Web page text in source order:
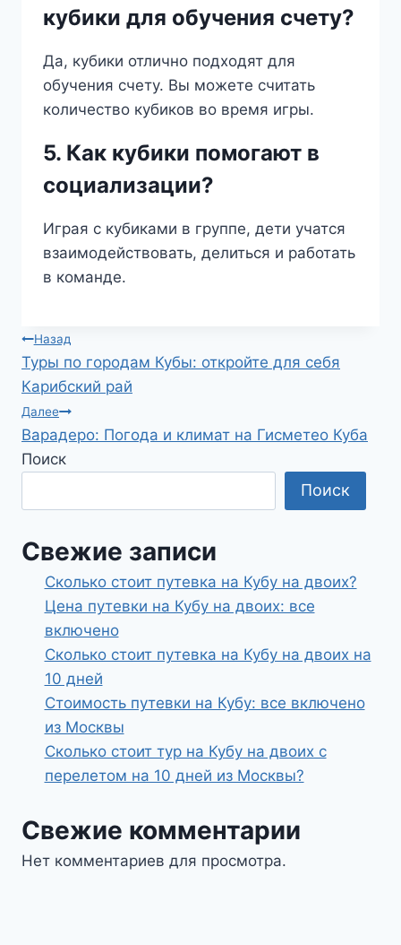
кубики для обучения счету?
Да, кубики отлично подходят для
обучения счету. Вы можете считать
количество кубиков во время игры.
5. Как кубики помогают в
социализации?
Играя с кубиками в группе, дети учатся
взаимодействовать, делиться и работать
в команде.
Навигация
по
записям
Назад
Туры по городам Кубы: откройте для себя
Карибский рай
Далее
Варадеро: Погода и климат на Гисметео Куба
Поиск
Поиск
Свежие записи
Сколько стоит путевка на Кубу на двоих?
Цена путевки на Кубу на двоих: все
включено
Сколько стоит путевка на Кубу на двоих на
10 дней
Стоимость путевки на Кубу: все включено
из Москвы
Сколько стоит тур на Кубу на двоих с
перелетом на 10 дней из Москвы?
Свежие комментарии
Нет комментариев для просмотра.